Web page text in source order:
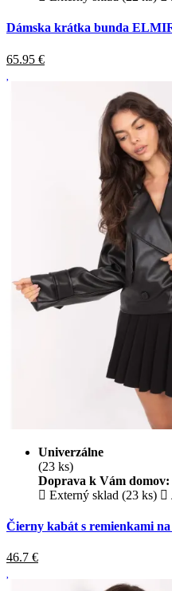
Dámska krátka bunda
65.95 €
Univerzálne
(23 ks)
Doprava k Vám domov:
Externý sklad (23 ks)
Čierny kabát s remienkami
46.7 €